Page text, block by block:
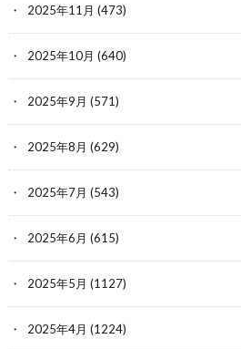
2025年11月 (473)
2025年10月 (640)
2025年9月 (571)
2025年8月 (629)
2025年7月 (543)
2025年6月 (615)
2025年5月 (1127)
2025年4月 (1224)